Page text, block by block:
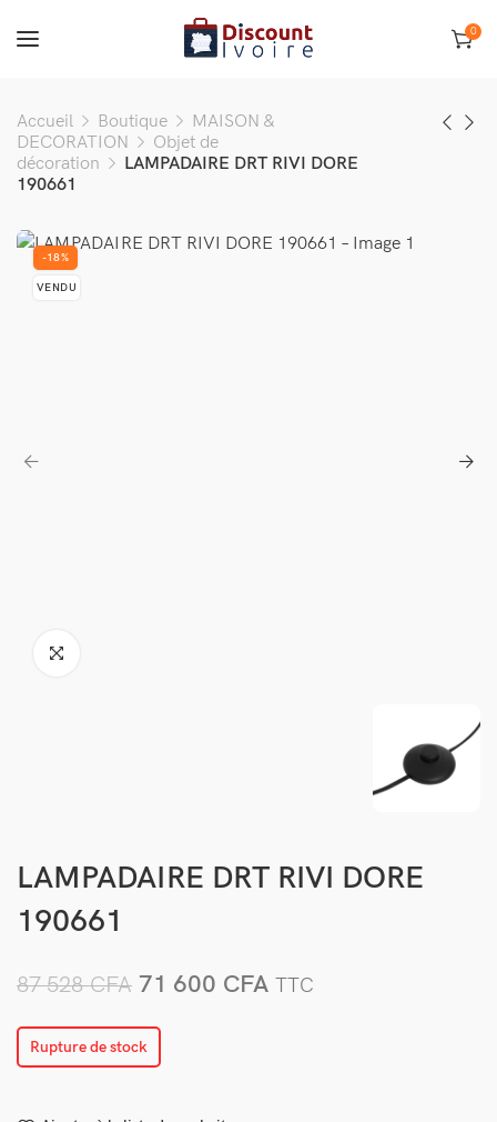
0
Accueil Boutique
MAISON &
DECORATION
Objet de
décoration
LAMPADAIRE DRT RIVI DORE
190661
-18%
VENDU
LAMPADAIRE DRT RIVI DORE
190661
87 528CFA 71 600 CFA TTC
Rupture de stock